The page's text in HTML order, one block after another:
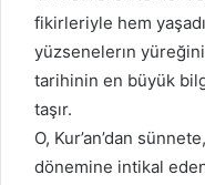
fikirleriyle hem
yüzsenelerın yüreğini
tarihinin en büyük
taşır.
O, Kur’an’dan
dönemine intikal